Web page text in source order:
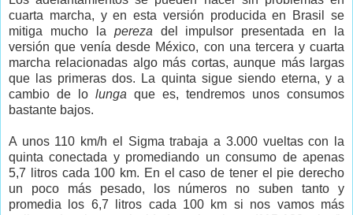
cuarta marcha, y en esta versión producida en Brasil se
mitiga mucho la pereza del impulsor presentada en la
versión que venía desde México, con una tercera y cuarta
marcha relacionadas algo más cortas, aunque más largas
que las primeras dos. La quinta sigue siendo eterna, y a
cambio de lo lunga que es, tendremos unos consumos
bastante bajos.
A unos 110 km/h el Sigma trabaja a 3.000 vueltas con la
quinta conectada y promediando un consumo de apenas
5,7 litros cada 100 km. En el caso de tener el pie derecho
un poco más pesado, los números no suben tanto y
promedia los 6,7 litros cada 100 km si nos vamos más